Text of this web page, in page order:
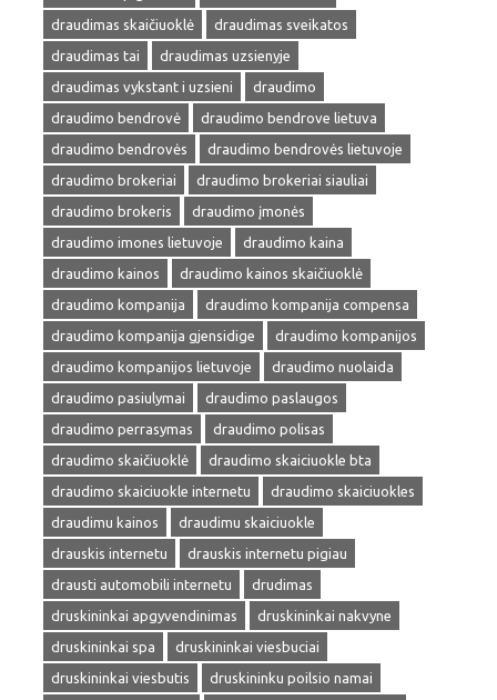
draudimas skaičiuoklė
draudimas sveikatos
draudimas tai
draudimas uzsienyje
draudimas vykstant i uzsieni
draudimo
draudimo bendrovė
draudimo bendrove lietuva
draudimo bendrovės
draudimo bendrovės lietuvoje
draudimo brokeriai
draudimo brokeriai siauliai
draudimo brokeris
draudimo įmonės
draudimo imones lietuvoje
draudimo kaina
draudimo kainos
draudimo kainos skaičiuoklė
draudimo kompanija
draudimo kompanija compensa
draudimo kompanija gjensidige
draudimo kompanijos
draudimo kompanijos lietuvoje
draudimo nuolaida
draudimo pasiulymai
draudimo paslaugos
draudimo perrasymas
draudimo polisas
draudimo skaičiuoklė
draudimo skaiciuokle bta
draudimo skaiciuokle internetu
draudimo skaiciuokles
draudimu kainos
draudimu skaiciuokle
drauskis internetu
drauskis internetu pigiau
drausti automobili internetu
drudimas
druskininkai apgyvendinimas
druskininkai nakvyne
druskininkai spa
druskininkai viesbuciai
druskininkai viesbutis
druskininku poilsio namai